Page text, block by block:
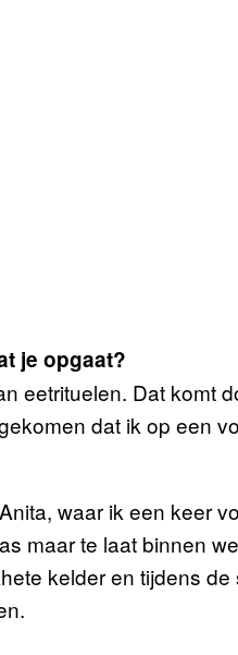
je opgaat?
eetrituelen. Dat komt
dat ik op een
waar ik een keer
maar te laat binnen
kelder en tijdens